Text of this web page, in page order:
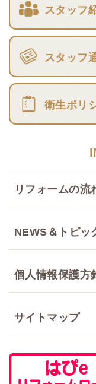
スタッフ
スタッフ
衛生ポリ
リフォームの
NEWS＆トピッ
個人情報保護方
サイトマップ